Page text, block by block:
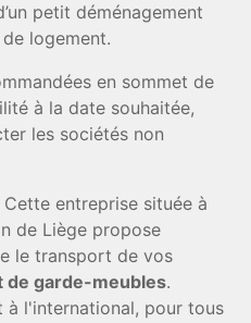
petit déménagement
logement.
en sommet de
à la date souhaitée,
les sociétés non
Cette entreprise située à
de Liège propose
le transport de vos
de garde-meubles.
à l'international, pour tous